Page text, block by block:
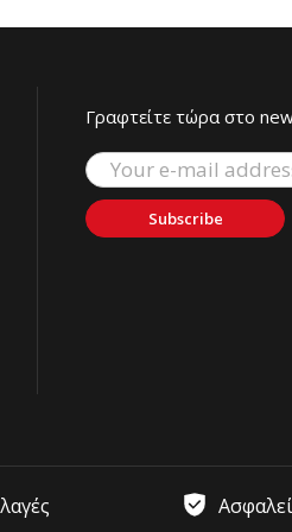
Γραφτείτε τώρα στο
Subscribe